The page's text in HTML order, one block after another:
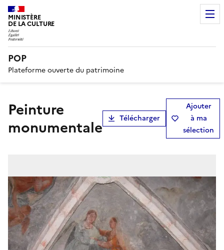
MINISTÈRE
DE LA CULTURE
POP
Plateforme ouverte du patrimoine
peinture
monumentale
Télécharger
Ajouter
à ma
sélection